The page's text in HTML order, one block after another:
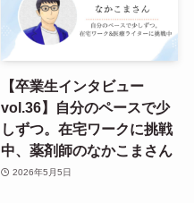
【卒業生インタビュー
vol.36】自分のペースで少
しずつ。在宅ワークに挑戦
中、薬剤師のなかこまさん
2026年5月5日